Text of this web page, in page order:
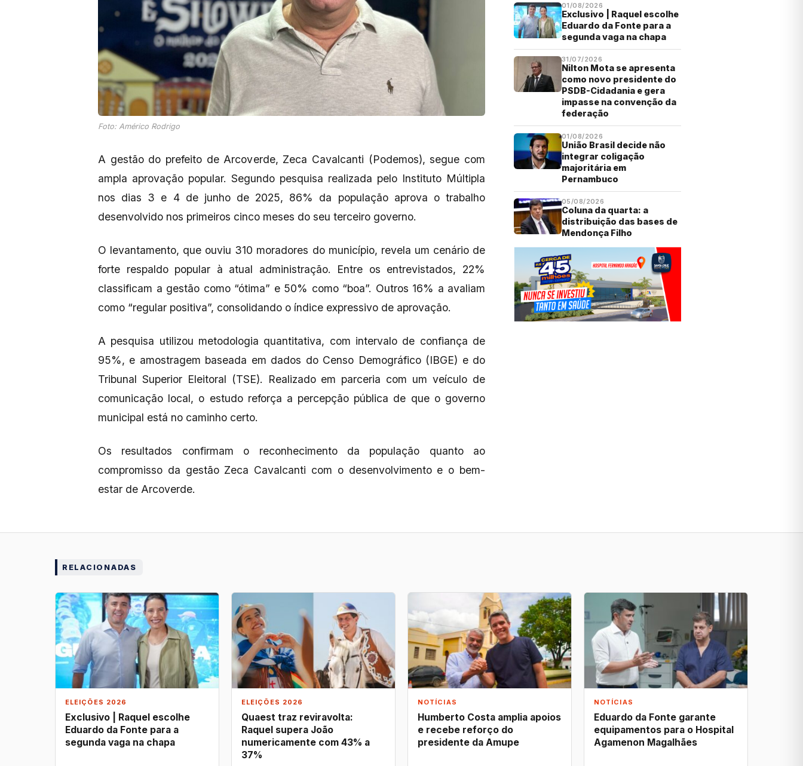
Foto: Américo Rodrigo
A gestão do prefeito de Arcoverde, Zeca Cavalcanti (Podemos), segue com
ampla aprovação popular. Segundo pesquisa realizada pelo Instituto Múltipla
nos dias 3 e 4 de junho de 2025, 86% da população aprova o trabalho
desenvolvido nos primeiros cinco meses do seu terceiro governo.
O levantamento, que ouviu 310 moradores do município, revela um cenário de
forte respaldo popular à atual administração. Entre os entrevistados, 22%
classificam a gestão como “ótima” e 50% como “boa”. Outros 16% a avaliam
como “regular positiva”, consolidando o índice expressivo de aprovação.
A pesquisa utilizou metodologia quantitativa, com intervalo de confiança de
95%, e amostragem baseada em dados do Censo Demográfico (IBGE) e do
Tribunal Superior Eleitoral (TSE). Realizado em parceria com um veículo de
comunicação local, o estudo reforça a percepção pública de que o governo
municipal está no caminho certo.
Os resultados confirmam o reconhecimento da população quanto ao
compromisso da gestão Zeca Cavalcanti com o desenvolvimento e o bem-
estar de Arcoverde.
01/08/2026
Exclusivo | Raquel escolhe
Eduardo da Fonte para a
segunda vaga na chapa
31/07/2026
Nilton Mota se apresenta
como novo presidente do
PSDB-Cidadania e gera
impasse na convenção da
federação
01/08/2026
União Brasil decide não
integrar coligação
majoritária em
Pernambuco
05/08/2026
Coluna da quarta: a
distribuição das bases de
Mendonça Filho
RELACIONADAS
ELEIÇÕES 2026
Exclusivo | Raquel escolhe
Eduardo da Fonte para a
segunda vaga na chapa
ELEIÇÕES 2026
Quaest traz reviravolta:
Raquel supera João
numericamente com 43% a
37%
NOTÍCIAS
Humberto Costa amplia apoios
e recebe reforço do
presidente da Amupe
NOTÍCIAS
Eduardo da Fonte garante
equipamentos para o Hospital
Agamenon Magalhães